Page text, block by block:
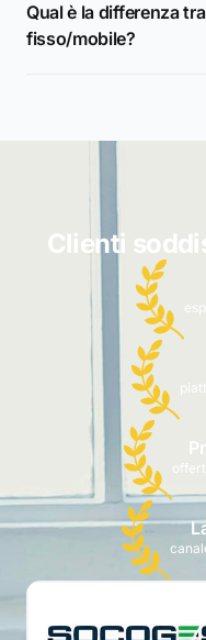
Qual è la differenza
fisso/mobile?
Clienti